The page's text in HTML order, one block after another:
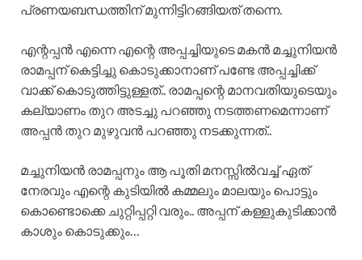
പ്രണയബന്ധത്തിന് മുന്നിട്ടിറങ്ങിയത് തന്നെ.
എന്റപ്പൻ എന്നെ എന്റെ അപ്പച്ചിയുടെ മകൻ മച്ചുനിയൻ
രാമപ്പന് കെട്ടിച്ചു കൊടുക്കാനാണ് പണ്ടേ അപ്പച്ചിക്ക്
വാക്ക് കൊടുത്തിട്ടുള്ളത്.. രാമപ്പന്റെ മാനവതിയുടെയും
കല്യാണം തുറ അടച്ചു പറഞ്ഞു നടത്തണമെന്നാണ്
അപ്പൻ തുറ മുഴുവൻ പറഞ്ഞു നടക്കുന്നത്..
മച്ചുനിയൻ രാമപ്പനും ആ പൂതി മനസ്സിൽവച്ച് ഏത്
നേരവും എന്റെ കുടിയിൽ കമ്മലും മാലയും പൊട്ടും
കൊണ്ടൊക്കെ ചുറ്റിപ്പറ്റി വരും.. അപ്പന് കള്ളുകുടിക്കാൻ
കാശും കൊടുക്കും…